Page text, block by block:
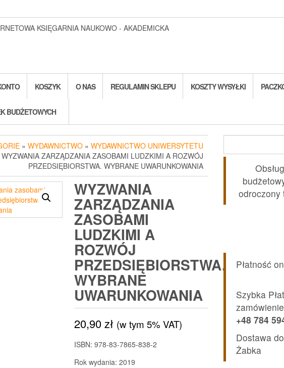
KSIĘGARNIA NAUKOWO - AKADEMICKA
KOSZYK O NAS REGULAMIN SKLEPU KOSZTY WYSYŁKI
BUDŻETOWYCH
» WYDAWNICTWO » WYDAWNICTWO UNIWERSYTETU
WYZWANIA ZARZĄDZANIA ZASOBAMI LUDZKIMI A ROZWÓJ
PRZEDSIĘBIORSTWA. WYBRANE UWARUNKOWANIA
WYZWANIA
ZARZĄDZANIA
ZASOBAMI
LUDZKIMI A
ROZWÓJ
PRZEDSIĘBIORSTWA.
WYBRANE
UWARUNKOWANIA
20,90zł (w tym 5% VAT)
ISBN: 978-83-7865-838-2
Rok wydania: 2019
odroczony
Płatność
Szybka
+48 784
Dostawa
Żabka